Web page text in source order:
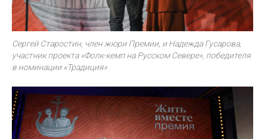
Сергей Старостин, член жюри Премии, и Надежда Гусарова,
участник проекта «Фолк-кемп на Русском Севере», победителя
в номинации «Традиция»